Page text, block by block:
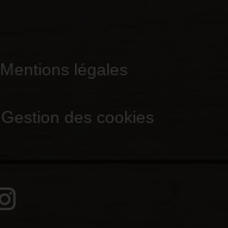
Mentions légales
Gestion des cookies